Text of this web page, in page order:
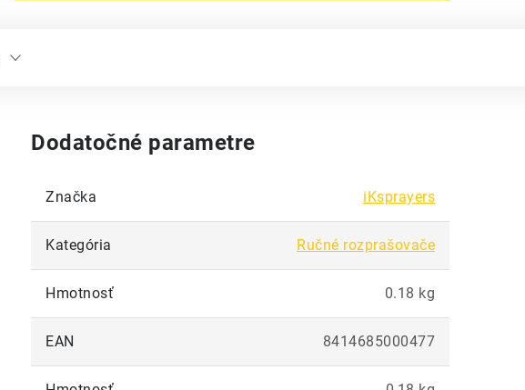
Dodatočné parametre
Značka iKsprayers
Kategória Ručné rozprašovače
Hmotnosť 0.18 kg
EAN 8414685000477